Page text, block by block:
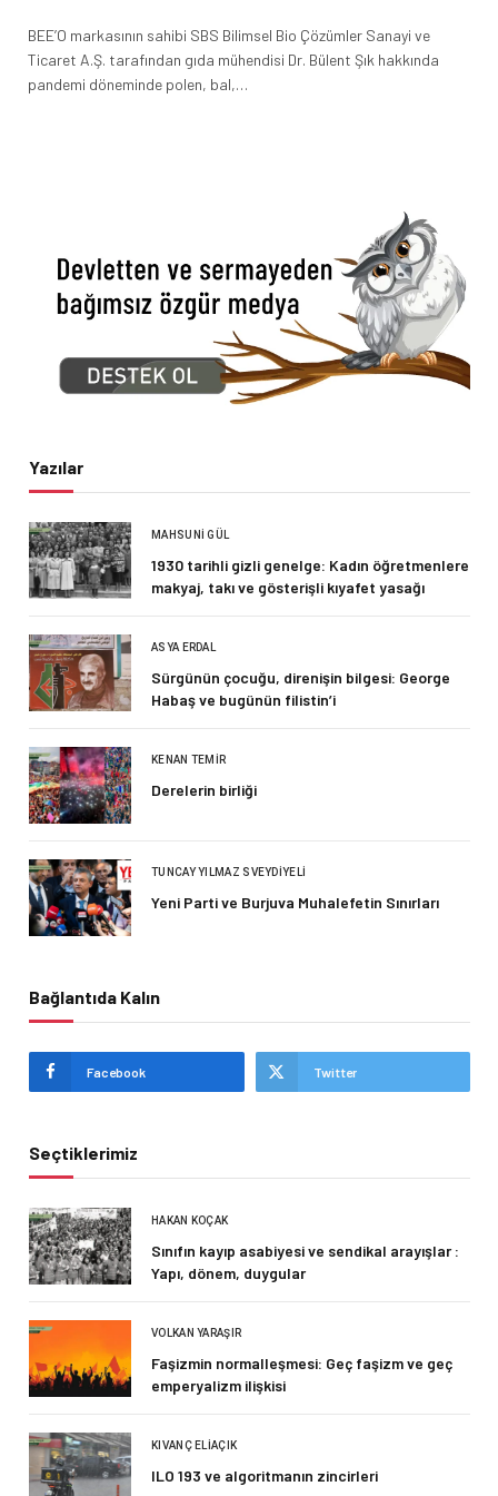
BEE’O markasının sahibi SBS Bilimsel Bio Çözümler Sanayi ve
Ticaret A.Ş. tarafından gıda mühendisi Dr. Bülent Şık hakkında
pandemi döneminde polen, bal,…
Yazılar
MAHSUNI GÜL
1930 tarihli gizli genelge: Kadın öğretmenlere
makyaj, takı ve gösterişli kıyafet yasağı
ASYA ERDAL
Sürgünün çocuğu, direnişin bilgesi: George
Habaş ve bugünün filistin’i
KENAN TEMIR
Derelerin birliği
TUNCAY YILMAZ SVEYDIYELI
Yeni Parti ve Burjuva Muhalefetin Sınırları
Bağlantıda Kalın
Facebook Twitter
Seçtiklerimiz
HAKAN KOÇAK
Sınıfın kayıp asabiyesi ve sendikal arayışlar :
Yapı, dönem, duygular
VOLKAN YARAŞIR
Faşizmin normalleşmesi: Geç faşizm ve geç
emperyalizm ilişkisi
KIVANÇ ELIAÇIK
ILO 193 ve algoritmanın zincirleri